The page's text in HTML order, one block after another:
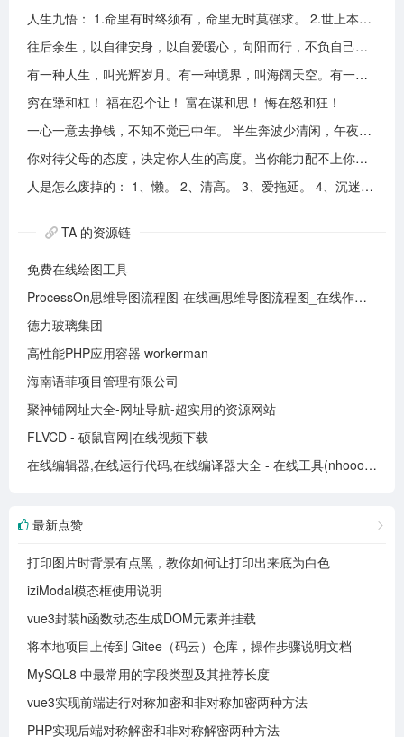
人生九悟： 1.命里有时终须有，命里无时莫强求。 2.世上本无事槦人自扰之。 3.睡前原谅一切，醒来不问过往。 4.平安健康是财富，无病无灾。 5.人心换人心，换不来就转身。 6.看破不说破，看透不说透。 7.得意时看淡，失意时看开。 8.知足常乐，一切随缘。 9.人生本过客，何须执着。
往后余生，以自律安身，以自爱暖心，向阳而行，不负自己，活成自己喜欢的模样！
有一种人生，叫光辉岁月。有一种境界，叫海阔天空。有一种心态，叫不可一世。 有一种亲情，叫真的爱你。有一种乡音，叫农民。 有一种爱情，叫喜欢你。 有一种路途，叫灰色轨迹。 有一种知己，叫情人。有一种情结，叫长城。 有一种和平，叫AMANI。 有一种行动，叫不再犹豫。 有一种父爱，叫大地。有一种孤独，叫冷雨夜。 有一种伤心，叫无尽空虚。 有一种无奈，叫岁月无声。有一种信仰，叫再见理想。有一种童真，叫月光光。有一种力量，叫冲开一切。有一种坚强，叫午夜怨曲。有一种感慨，叫谁伴我闯荡。 有一种坦然，叫无悔这一生。有一种思念，叫遥望。有一个歌手，叫黄家驹。 有一支乐队，叫BEYOND。三十多年，一晃而过！精神永留心间，致敬家驹！！
穷在犟和杠！ 福在忍个让！ 富在谋和思！ 悔在怒和狂！
一心一意去挣钱，不知不觉已中年。 半生奔波少清闲，午夜孤枕难入眠。 青山不老我不闲，一生忙碌为油盐。 风风雨雨几十载，转眼黄土埋胸前。 我笑青山颜不变，青山笑我已暮年。 如牛到老不得闲，得闲已与山共眠。 半生风雨半生寒，一杯浊酒敬流年。 回首过往半生路，七分酸楚三分甜。 岁月赠我两鬓霜，红尘赐我一身伤。 尝遍人间千般苦，颜衰依旧笑夕阳。
你对待父母的态度，决定你人生的高度。当你能力配不上你的欲望的时候，要学会控制欲望，并对自己的能力有认知、对自己的消费有规划、对自己的欲望有克制。
人是怎么废掉的： 1、懒。 2、清高。 3、爱拖延。 4、沉迷美色。 5、没有自控力。 6、不思考不学习。 7、安慰式自我欺骗。 8、胆小如鼠不敢打拼。 9、不懂示弱找别人帮助。 10、满脑子都是鸡毛蒜皮，忽略重大事情的选择。
TA 的资源链
免费在线绘图工具
ProcessOn思维导图流程图-在线画思维导图流程图_在线作图实时协作
德力玻璃集团
高性能PHP应用容器 workerman
海南语菲项目管理有限公司
聚神铺网址大全-网址导航-超实用的资源网站
FLVCD - 硕鼠官网|在线视频下载
在线编辑器,在线运行代码,在线编译器大全 - 在线工具(nhooo.com)
最新点赞
打印图片时背景有点黑，教你如何让打印出来底为白色
iziModal模态框使用说明
vue3封装h函数动态生成DOM元素并挂载
将本地项目上传到 Gitee（码云）仓库，操作步骤说明文档
MySQL8 中最常用的字段类型及其推荐长度
vue3实现前端进行对称加密和非对称加密两种方法
PHP实现后端对称解密和非对称解密两种方法